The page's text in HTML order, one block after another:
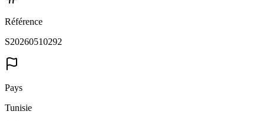
Référence
S20260510292
Pays
Tunisie